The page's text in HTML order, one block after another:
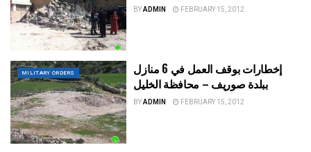
BYADMIN FEBRUARY 15, 2012
MILITARY ORDERS
إخطارات بوقف العمل في 6 منازل
ببلدة صوريف – محافظة الخليل
BYADMIN FEBRUARY 15, 2012